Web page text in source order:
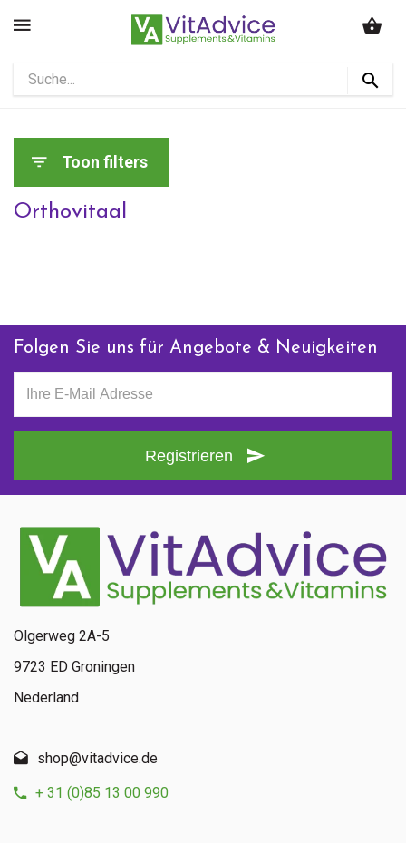
Toon filters
Orthovitaal
Folgen Sie uns für Angebote & Neuigkeiten
Registrieren
Olgerweg 2A-5
9723 ED Groningen
Nederland
shop@vitadvice.de
+ 31 (0)85 13 00 990